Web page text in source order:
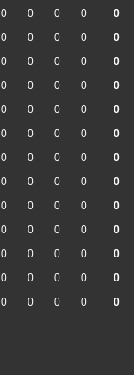
0 0 0 0 0
0 0 0 0 0
0 0 0 0 0
0 0 0 0 0
0 0 0 0 0
0 0 0 0 0
0 0 0 0 0
0 0 0 0 0
0 0 0 0 0
0 0 0 0 0
0 0 0 0 0
0 0 0 0 0
0 0 0 0 0